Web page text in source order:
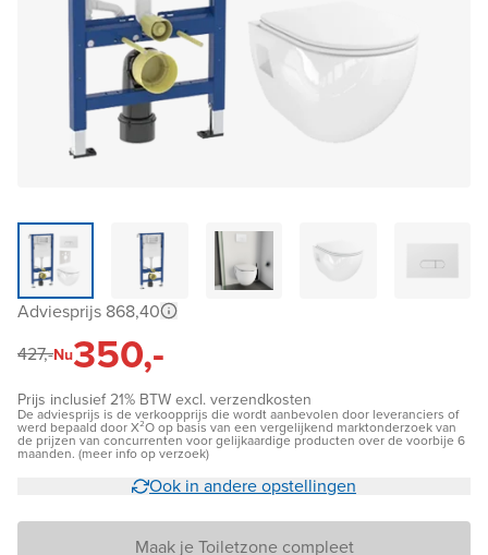
Adviesprijs 868,40
427,-Nu350,-
Prijs inclusief 21% BTW excl. verzendkosten
De adviesprijs is de verkoopprijs die wordt aanbevolen door leveranciers of
werd bepaald door X²O op basis van een vergelijkend marktonderzoek van
de prijzen van concurrenten voor gelijkaardige producten over de voorbije 6
maanden. (meer info op verzoek)
Ook in andere opstellingen
Maak je Toiletzone compleet